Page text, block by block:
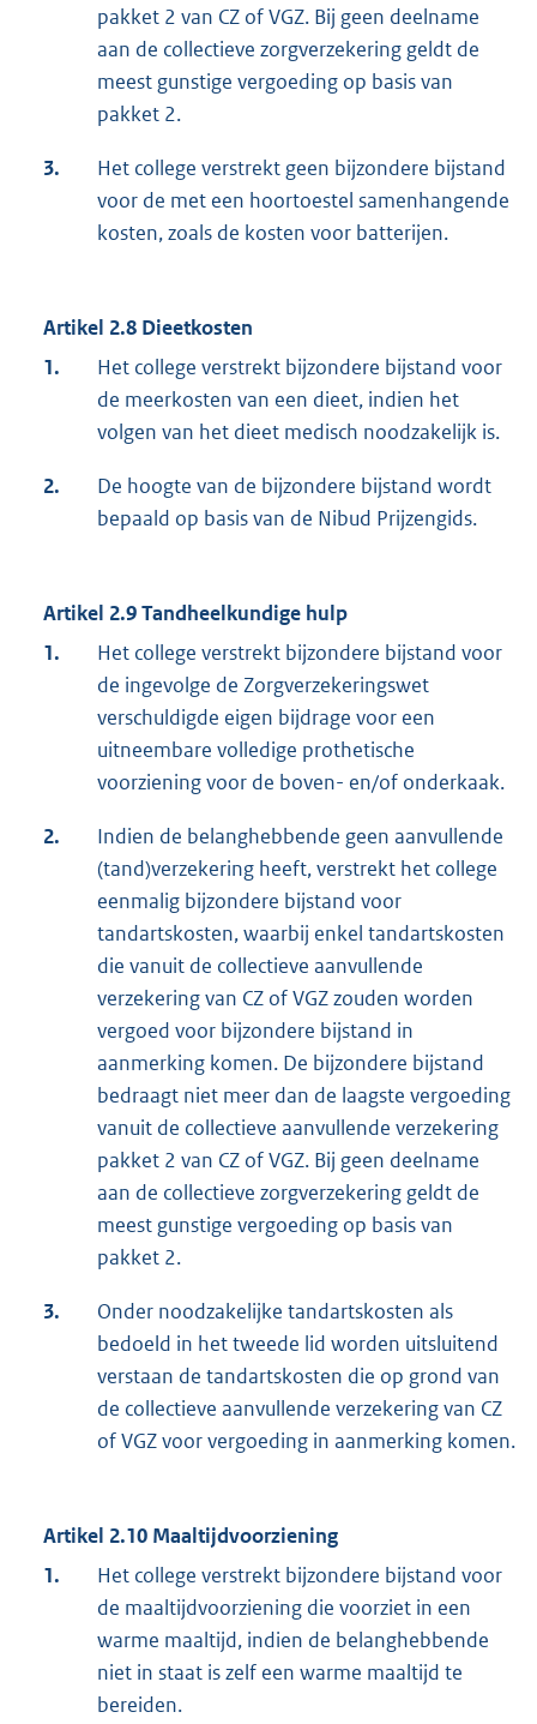
pakket 2 van CZ of VGZ. Bij geen deelname
aan de collectieve zorgverzekering geldt de
meest gunstige vergoeding op basis van
pakket 2.
3.
Het college verstrekt geen bijzondere bijstand
voor de met een hoortoestel samenhangende
kosten, zoals de kosten voor batterijen.
Artikel 2.8 Dieetkosten
1.
Het college verstrekt bijzondere bijstand voor
de meerkosten van een dieet, indien het
volgen van het dieet medisch noodzakelijk is.
2.
De hoogte van de bijzondere bijstand wordt
bepaald op basis van de Nibud Prijzengids.
Artikel 2.9 Tandheelkundige hulp
1.
Het college verstrekt bijzondere bijstand voor
de ingevolge de Zorgverzekeringswet
verschuldigde eigen bijdrage voor een
uitneembare volledige prothetische
voorziening voor de boven- en/of onderkaak.
2.
Indien de belanghebbende geen aanvullende
(tand)verzekering heeft, verstrekt het college
eenmalig bijzondere bijstand voor
tandartskosten, waarbij enkel tandartskosten
die vanuit de collectieve aanvullende
verzekering van CZ of VGZ zouden worden
vergoed voor bijzondere bijstand in
aanmerking komen. De bijzondere bijstand
bedraagt niet meer dan de laagste vergoeding
vanuit de collectieve aanvullende verzekering
pakket 2 van CZ of VGZ. Bij geen deelname
aan de collectieve zorgverzekering geldt de
meest gunstige vergoeding op basis van
pakket 2.
3.
Onder noodzakelijke tandartskosten als
bedoeld in het tweede lid worden uitsluitend
verstaan de tandartskosten die op grond van
de collectieve aanvullende verzekering van CZ
of VGZ voor vergoeding in aanmerking komen.
Artikel 2.10 Maaltijdvoorziening
1.
Het college verstrekt bijzondere bijstand voor
de maaltijdvoorziening die voorziet in een
warme maaltijd, indien de belanghebbende
niet in staat is zelf een warme maaltijd te
bereiden.